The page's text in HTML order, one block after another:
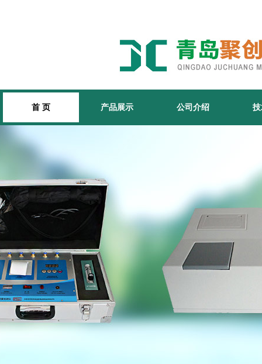
首 页 产品展示 公司介绍